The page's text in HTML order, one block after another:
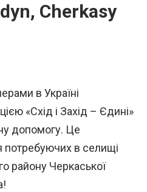
Cherkasy
в Україні
«Схід і Захід – Єдині»
допомогу. Це
потребуючих в селищі
району Черкаської